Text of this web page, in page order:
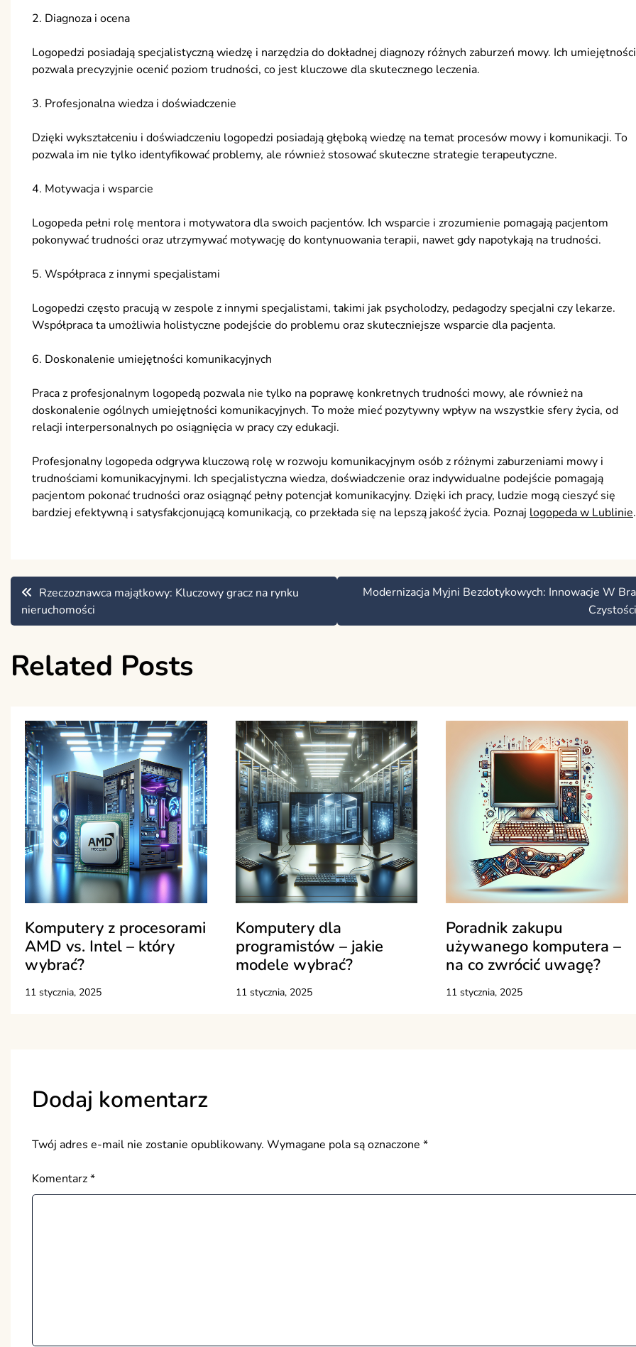
2. Diagnoza i ocena
Logopedzi posiadają specjalistyczną wiedzę i narzędzia do dokładnej diagnozy różnych zaburzeń mowy. Ich umiejętności
pozwala precyzyjnie ocenić poziom trudności, co jest kluczowe dla skutecznego leczenia.
3. Profesjonalna wiedza i doświadczenie
Dzięki wykształceniu i doświadczeniu logopedzi posiadają głęboką wiedzę na temat procesów mowy i komunikacji. To
pozwala im nie tylko identyfikować problemy, ale również stosować skuteczne strategie terapeutyczne.
4. Motywacja i wsparcie
Logopeda pełni rolę mentora i motywatora dla swoich pacjentów. Ich wsparcie i zrozumienie pomagają pacjentom
pokonywać trudności oraz utrzymywać motywację do kontynuowania terapii, nawet gdy napotykają na trudności.
5. Współpraca z innymi specjalistami
Logopedzi często pracują w zespole z innymi specjalistami, takimi jak psycholodzy, pedagodzy specjalni czy lekarze.
Współpraca ta umożliwia holistyczne podejście do problemu oraz skuteczniejsze wsparcie dla pacjenta.
6. Doskonalenie umiejętności komunikacyjnych
Praca z profesjonalnym logopedą pozwala nie tylko na poprawę konkretnych trudności mowy, ale również na
doskonalenie ogólnych umiejętności komunikacyjnych. To może mieć pozytywny wpływ na wszystkie sfery życia, od
relacji interpersonalnych po osiągnięcia w pracy czy edukacji.
Profesjonalny logopeda odgrywa kluczową rolę w rozwoju komunikacyjnym osób z różnymi zaburzeniami mowy i
trudnościami komunikacyjnymi. Ich specjalistyczna wiedza, doświadczenie oraz indywidualne podejście pomagają
pacjentom pokonać trudności oraz osiągnąć pełny potencjał komunikacyjny. Dzięki ich pracy, ludzie mogą cieszyć się
bardziej efektywną i satysfakcjonującą komunikacją, co przekłada się na lepszą jakość życia. Poznaj logopeda w Lublinie.
Nawigacja
wpisu
Rzeczoznawca majątkowy: Kluczowy gracz na rynku
nieruchomości
Modernizacja Myjni Bezdotykowych: Innowacje W
Czystości
Related Posts
Komputery z procesorami
AMD vs. Intel – który
wybrać?
11 stycznia, 2025
Komputery dla
programistów – jakie
modele wybrać?
11 stycznia, 2025
Poradnik zakupu
używanego komputera –
na co zwrócić uwagę?
11 stycznia, 2025
Dodaj komentarz
Twój adres e-mail nie zostanie opublikowany. Wymagane pola są oznaczone *
Komentarz*